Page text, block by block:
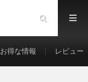
お得な情報 レビュー